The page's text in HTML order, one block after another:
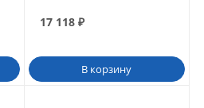
17 118₽
В корзину